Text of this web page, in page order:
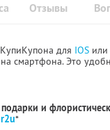
Отзывы
для IOS или
смартфона. Это
и
*